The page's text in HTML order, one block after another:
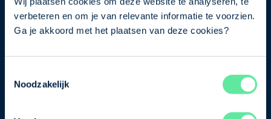
verbeteren en om je van relevante informatie te voorzien.
Ga je akkoord met het plaatsen van deze cookies?
Noodzakelijk
Schrijf je in
Direct naar
Ons verhaal